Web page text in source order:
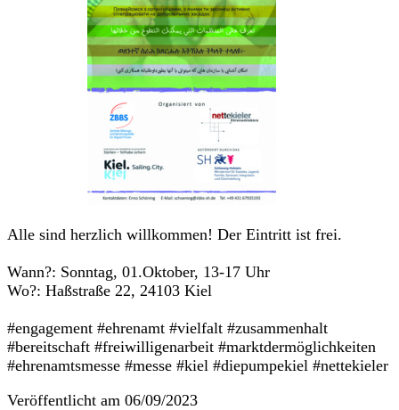
Alle sind herzlich willkommen! Der Eintritt ist frei.
Wann?: Sonntag, 01.Oktober, 13-17 Uhr
Wo?: Haßstraße 22, 24103 Kiel
#engagement #ehrenamt #vielfalt #zusammenhalt
#bereitschaft #freiwilligenarbeit #marktdermöglichkeiten
#ehrenamtsmesse #messe #kiel #diepumpekiel #nettekieler
Veröffentlicht am 06/09/2023